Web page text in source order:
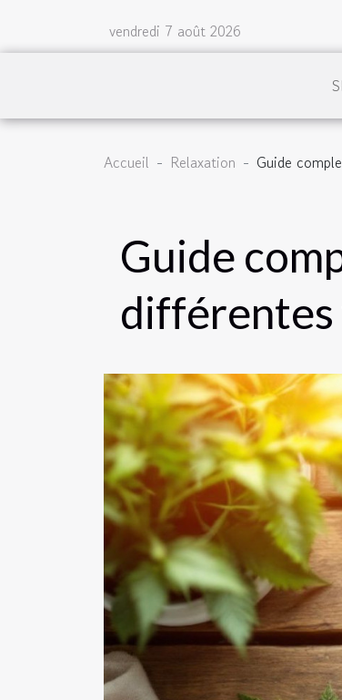
vendredi 7 août 2026
Accueil Relaxation Guide
Guide
différentes